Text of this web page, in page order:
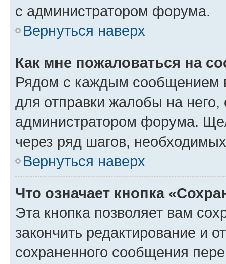
с администратором форума.
Вернуться наверх
Как мне пожаловаться на
Рядом с каждым сообщением
для отправки жалобы на
администратором форума.
через ряд шагов,
Вернуться наверх
Что означает кнопка
Эта кнопка позволяет вам
закончить редактирование и
сохраненного сообщения